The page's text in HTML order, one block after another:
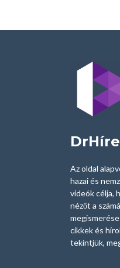
Az oldal
hazai és
videók célja,
nézőt a
cikkek és
tekintjük,